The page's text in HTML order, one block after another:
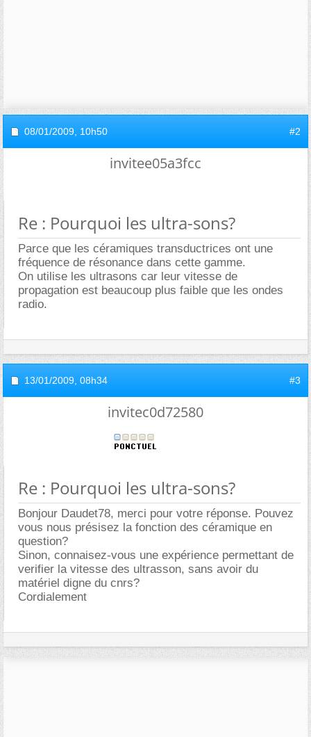
08/01/2009, 10h50 #2
invitee05a3fcc
Re : Pourquoi les ultra-sons?
Parce que les céramiques transductrices ont une
fréquence de résonance dans cette gamme.
On utilise les ultrasons car leur vitesse de
propagation est beaucoup plus faible que les ondes
radio.
13/01/2009, 08h34 #3
invitec0d72580
Re : Pourquoi les ultra-sons?
Bonjour Daudet78, merci pour votre réponse. Pouvez
vous nous présisez la fonction des céramique en
question?
Sinon, connaisez-vous une expérience permettant de
verifier la vitesse des ultrasson, sans avoir du
matériel digne du cnrs?
Cordialement